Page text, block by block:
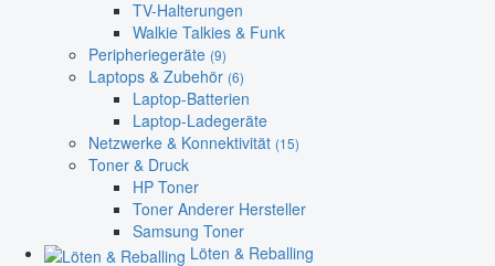
TV-Halterungen
Walkie Talkies & Funk
Peripheriegeräte (9)
Laptops & Zubehör (6)
Laptop-Batterien
Laptop-Ladegeräte
Netzwerke & Konnektivität (15)
Toner & Druck
HP Toner
Toner Anderer Hersteller
Samsung Toner
Löten & Reballing